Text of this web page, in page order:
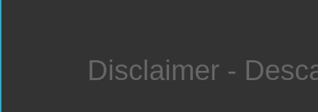
Disclaimer -